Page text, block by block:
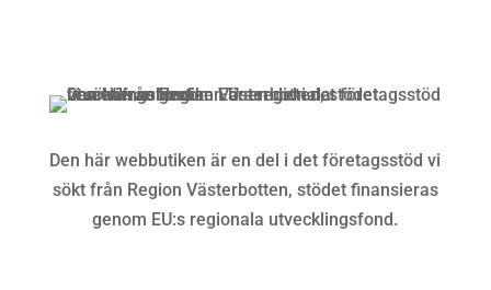
Den här webbutiken är en del i det företagsstöd vi
sökt från Region Västerbotten, stödet finansieras
genom EU:s regionala utvecklingsfond.